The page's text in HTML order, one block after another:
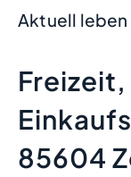
Aktuell leben
85604